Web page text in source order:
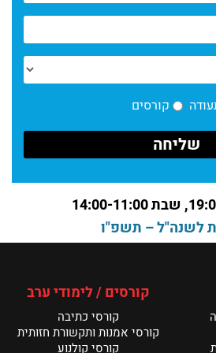
יוני 2025
לקולנוע// מכללת מנשר – חדשות
פסטיבל דוקאביב 2026 היה פנומנלי // המחלקה
לאמנות
קורסים
לשנה"ל – תשפ"ו
קורסים / לימודי ערב
קורסי כתיבה
קורסי אמנות ותקשורת חזותית
קורסי קולנוע